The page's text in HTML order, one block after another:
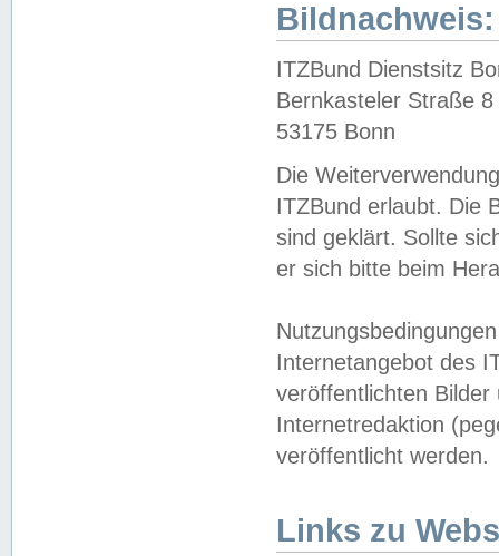
Bildnachweis:
ITZBund Dienstsitz
Bernkasteler Straße 8
53175 Bonn
Die
ITZBund erlaubt. Die
sind geklärt. Sollte
er sich bitte beim
Internetangebot des
veröffentlichten
Internetredaktion
veröffentlicht werden.
Links zu